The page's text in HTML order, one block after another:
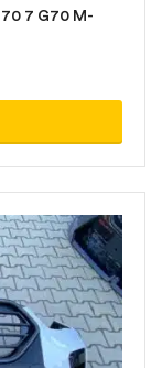
7 G70 M-